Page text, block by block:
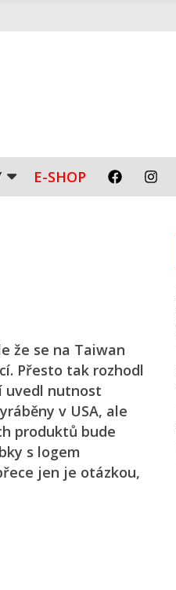
E-SHOP
že se na Taiwan
Přesto tak rozhodl
uvedl nutnost
v USA, ale
produktů bude
s logem
jen je otázkou,